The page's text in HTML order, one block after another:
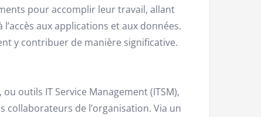
pour accomplir leur travail, allant
aux applications et aux données.
y contribuer de manière significative.
outils IT Service Management (ITSM),
collaborateurs de l’organisation. Via un